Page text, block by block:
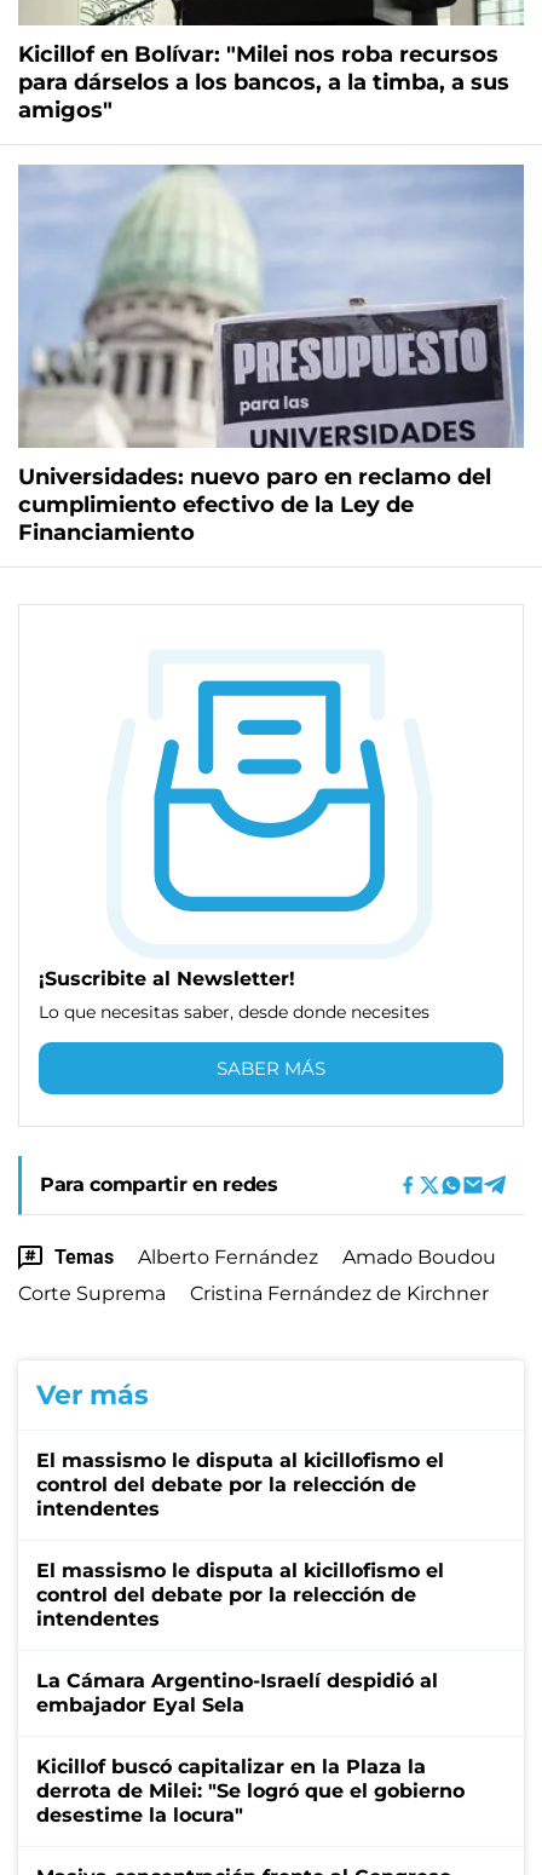
Kicillof en Bolívar: "Milei nos roba recursos
para dárselos a los bancos, a la timba, a sus
amigos"
Universidades: nuevo paro en reclamo del
cumplimiento efectivo de la Ley de
Financiamiento
¡Suscribite al Newsletter!
Lo que necesitas saber, desde donde necesites
SABER MÁS
Para compartir en redes
Temas Alberto Fernández
Amado Boudou
Corte Suprema
Cristina Fernández de Kirchner
Ver más
El massismo le disputa al kicillofismo el
control del debate por la relección de
intendentes
El massismo le disputa al kicillofismo el
control del debate por la relección de
intendentes
La Cámara Argentino-Israelí despidió al
embajador Eyal Sela
Kicillof buscó capitalizar en la Plaza la
derrota de Milei: "Se logró que el gobierno
desestime la locura"